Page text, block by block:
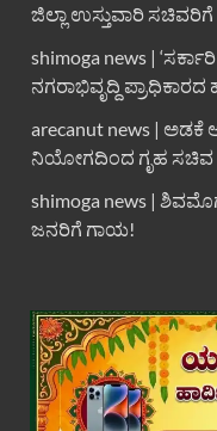
ಜಿಲ್ಲಾ ಉಸ್ತುವಾರಿ
shimoga news |
ನಗರಾಭಿವೃದ್ದಿ
arecanut news |
ನಿಯೋಗದಿಂದ ಗೃಹ
shimoga news |
ಜನರಿಗೆ ಗಾಯ!